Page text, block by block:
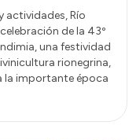
actividades, Río
de la 43º
una festividad
rionegrina,
la importante época